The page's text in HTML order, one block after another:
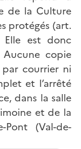
de la Culture
protégés (art.
Elle est donc
copie
courrier ni
et l’arrêté
dans la salle
et de la
Pont (Val-de-